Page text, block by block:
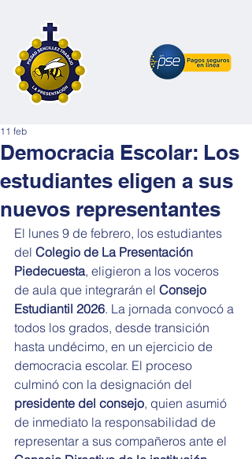
Democracia Escolar: Los
estudiantes eligen a sus
nuevos representantes
11 feb
El lunes 9 de febrero, los estudiantes
del Colegio de La Presentación
Piedecuesta, eligieron a los voceros
de aula que integrarán el Consejo
Estudiantil 2026. La jornada convocó a
todos los grados, desde transición
hasta undécimo, en un ejercicio de
democracia escolar. El proceso
culminó con la designación del
presidente del consejo, quien asumió
de inmediato la responsabilidad de
representar a sus compañeros ante el